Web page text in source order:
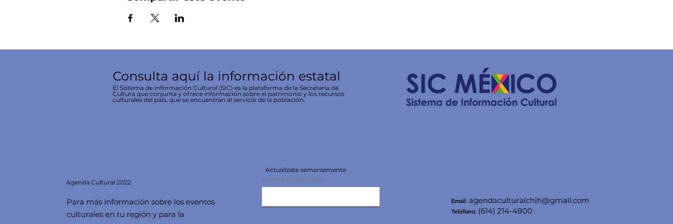
Consulta aquí la información estatal
El Sistema de Información Cultural (SIC) es la plataforma de la Secretaría de
Cultura que conjunta y ofrece información sobre el patrimonio y los recursos
culturales del país, que se encuentran al servicio de la población.
AgendaCultural 2022
Para más información sobre los eventos
culturales en tu región y para la
Actualízate semanalmente
Ingresa tu email aquí
Email: agendaculturalchih@gmail.com
Teléfono: (614) 214-4800